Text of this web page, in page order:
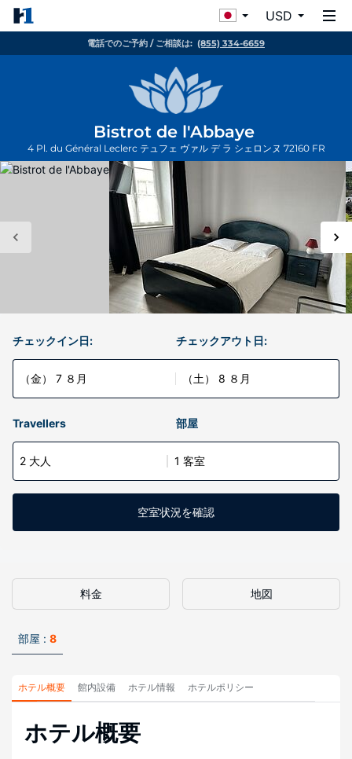
USD
電話でのご予約 / ご相談は: (855) 334-6659
Bistrot de l'Abbaye
4 Pl. du Général Leclerc テュフェ ヴァル デ ラ シェロンヌ 72160 FR
チェックイン日:
（金） 7 ８月
チェックアウト日:
（土） 8 ８月
Travellers 部屋
2 大人 1 客室
空室状況を確認
料金 地図
部屋 : 8
ホテル概要 館内設備 ホテル情報 ホテルポリシー
ホテル概要